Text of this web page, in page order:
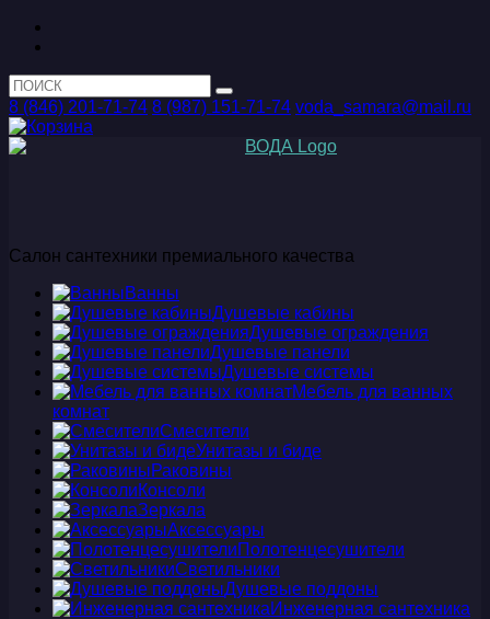
8 (846) 201-71-74 8 (987) 151-71-74 voda_samara@mail.ru
Салон сантехники премиального качества
Ванны
Душевые кабины
Душевые ограждения
Душевые панели
Душевые системы
Мебель для ванных
комнат
Смесители
Унитазы и биде
Раковины
Консоли
Зеркала
Аксессуары
Полотенцесушители
Светильники
Душевые поддоны
Инженерная сантехника